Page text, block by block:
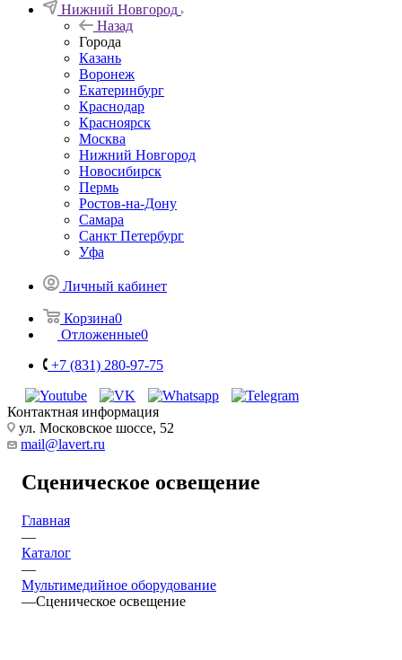
Нижний Новгород
Назад
Города
Казань
Воронеж
Екатеринбург
Краснодар
Красноярск
Москва
Нижний Новгород
Новосибирск
Пермь
Ростов-на-Дону
Самара
Санкт Петербург
Уфа
Личный кабинет
Корзина0
Отложенные0
+7 (831) 280-97-75
Контактная информация
ул. Московское шоссе, 52
mail@lavert.ru
Cценическое освещение
Главная
—
Каталог
—
Мультимедийное оборудование
—Cценическое освещение